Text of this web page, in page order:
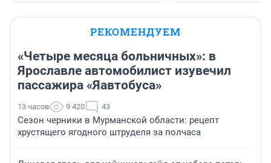
РЕКОМЕНДУЕМ
«Четыре месяца больничных»: в
Ярославле автомобилист изувечил
пассажира «Яавтобуса»
13 часов 9 420 43
Сезон черники в Мурманской области: рецепт
хрустящего ягодного штруделя за полчаса